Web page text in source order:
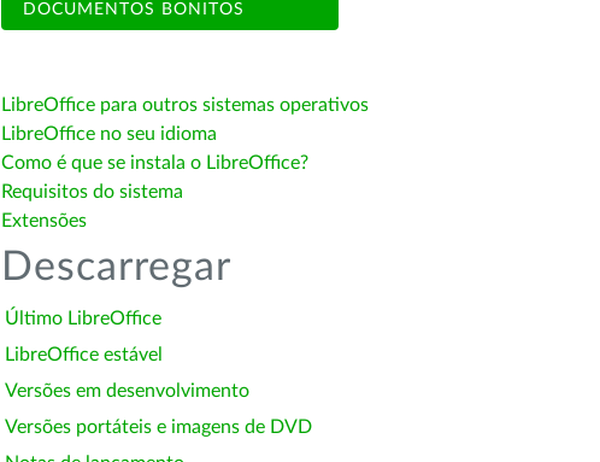
DOCUMENTOS BONITOS
LibreOffice para outros sistemas operativos
LibreOffice no seu idioma
Como é que se instala o LibreOffice?
Requisitos do sistema
Extensões
Descarregar
Último LibreOffice
LibreOffice estável
Versões em desenvolvimento
Versões portáteis e imagens de DVD